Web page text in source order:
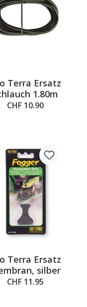
Terra Ersatz
1.80m
CHF 10.90
Terra Ersatz
silber
CHF 11.95